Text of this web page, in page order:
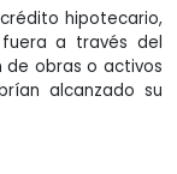
hipotecario,
a través del
de obras o activos
alcanzado su